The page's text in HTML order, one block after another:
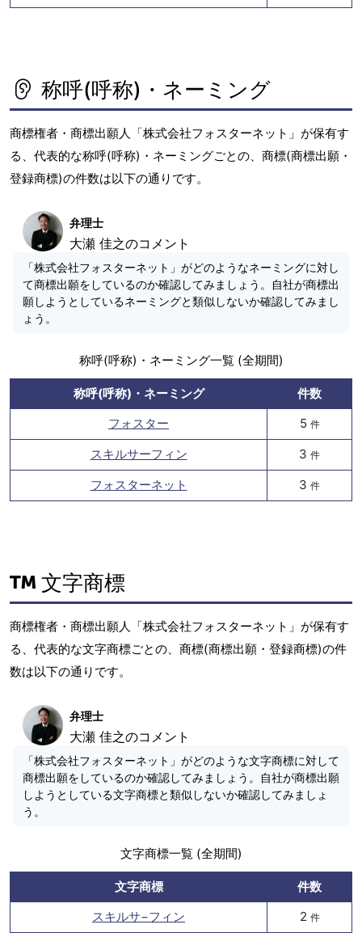
称呼(呼称)・ネーミング
商標権者・商標出願人「株式会社フォスターネット」が保有す
る、代表的な称呼(呼称)・ネーミングごとの、商標(商標出願・
登録商標)の件数は以下の通りです。
弁理士
大瀬 佳之のコメント
「株式会社フォスターネット」がどのようなネーミングに対し
て商標出願をしているのか確認してみましょう。自社が商標出
願しようとしているネーミングと類似しないか確認してみまし
ょう。
称呼(呼称)・ネーミング一覧 (全期間)
称呼(呼称)・ネーミング
件数
フォスター
5 件
スキルサーフィン 3 件
フォスターネット 3 件
文字商標
商標権者・商標出願人「株式会社フォスターネット」が保有す
る、代表的な文字商標ごとの、商標(商標出願・登録商標)の件
数は以下の通りです。
弁理士
大瀬 佳之のコメント
「株式会社フォスターネット」がどのような文字商標に対して
商標出願をしているのか確認してみましょう。自社が商標出願
しようとしている文字商標と類似しないか確認してみましょ
う。
文字商標一覧 (全期間)
文字商標
件数
スキルサ−フィン
2 件